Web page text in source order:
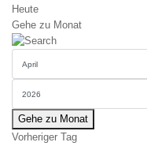
Heute
Gehe zu Monat
Gehe zu Monat
Vorheriger Tag